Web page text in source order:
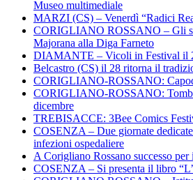
Museo multimediale
MARZI (CS) – Venerdì “Radici
CORIGLIANO ROSSANO – Gli
Majorana alla Diga Farneto
DIAMANTE – Vicoli in Festival il
Belcastro (CS) il 28 ritorna il
CORIGLIANO-ROSSANO:
CORIGLIANO-ROSSANO:
dicembre
TREBISACCE: 3Bee Comics
COSENZA – Due giornate
infezioni ospedaliere
A Corigliano Rossano successo
COSENZA – Si presenta il libro